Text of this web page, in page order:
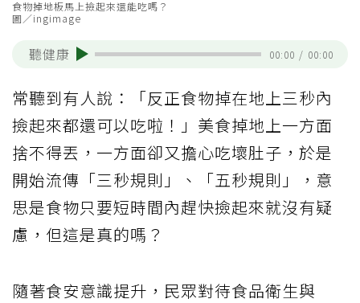
食物掉地板馬上撿起來還能吃嗎？
圖／ingimage
聽健康 00:00 / 00:00
常聽到有人說：「反正食物掉在地上三秒內
撿起來都還可以吃啦！」美食掉地上一方面
捨不得丟，一方面卻又擔心吃壞肚子，於是
開始流傳「三秒規則」、「五秒規則」，意
思是食物只要短時間內趕快撿起來就沒有疑
慮，但這是真的嗎？
隨著食安意識提升，民眾對待食品衛生與